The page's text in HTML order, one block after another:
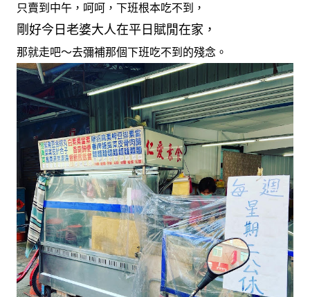
只賣到中午，呵呵，下班根本吃不到，
剛好今日老婆大人在平日賦閒在家，
那就走吧～去彌補那個下班吃不到的殘念。